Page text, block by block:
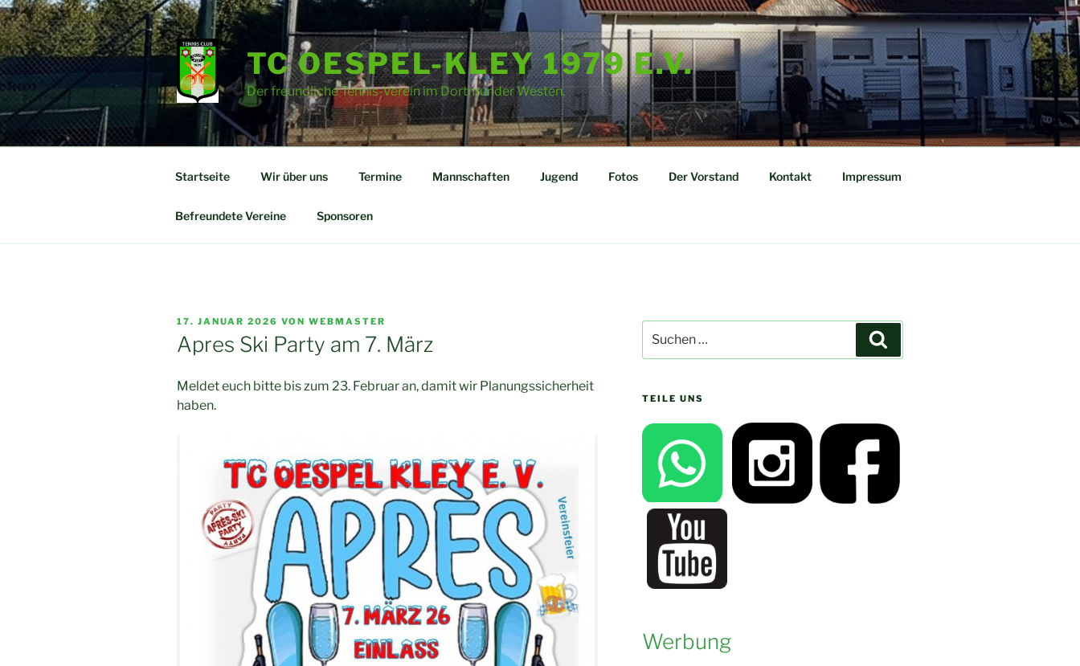
Zum
Inhalt
springen
TC OESPEL-KLEY 1979 E.V.
Der freundliche Tennis-Verein im Dortmunder Westen.
Startseite Wir über uns Termine Mannschaften Jugend Fotos Der Vorstand Kontakt Impressum
Befreundete Vereine Sponsoren
VERÖFFENTLICHT
AM
17. JANUAR 2026 VON WEBMASTER
Apres Ski Party am 7. März
Meldet euch bitte bis zum 23. Februar an, damit wir Planungssicherheit
haben.
nach:
TEILE UNS
Werbung